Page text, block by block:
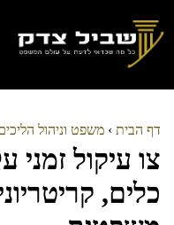
לתוכן
דף הבית › משפט וניהול
צו עיקול זמני
כלים,